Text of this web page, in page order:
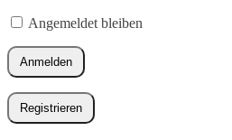
Angemeldet bleiben
Anmelden
Registrieren